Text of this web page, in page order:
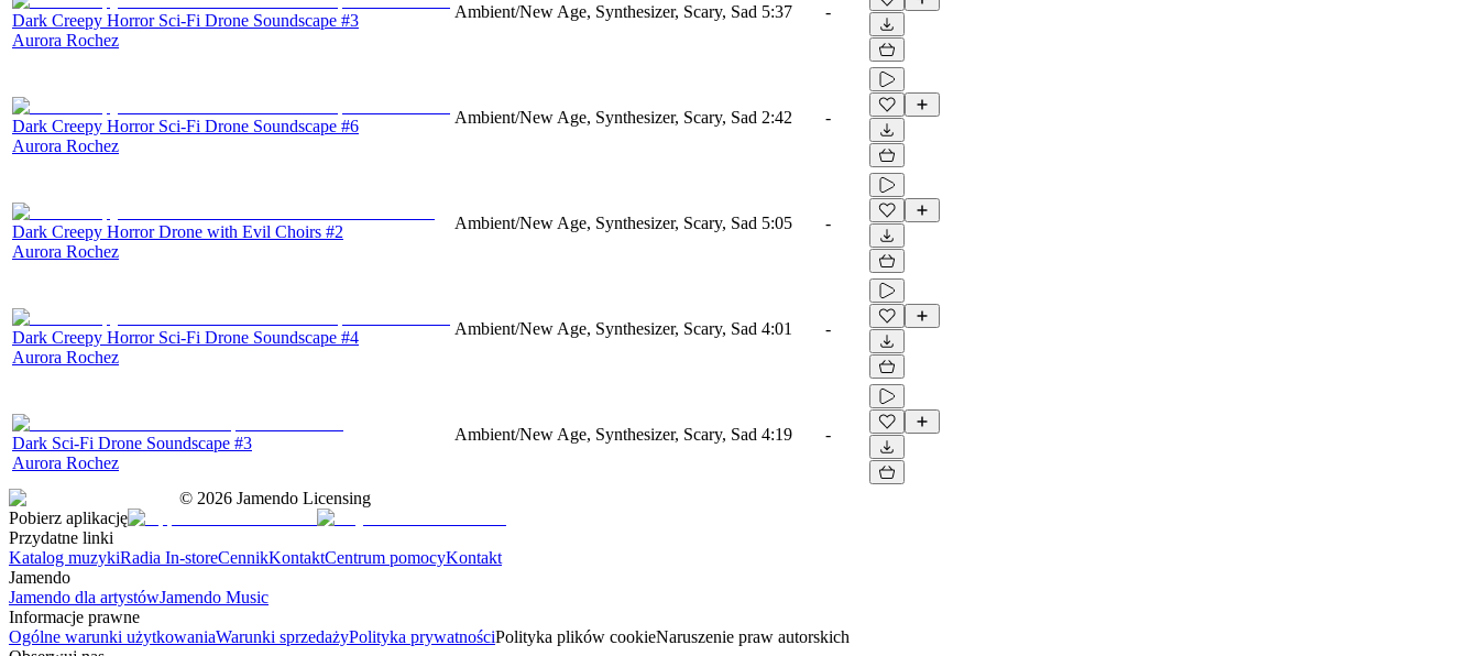
Dark Creepy Horror Sci-Fi Drone Soundscape #3
Aurora Rochez
Ambient/New Age, Synthesizer, Scary, Sad 5:37 -
Dark Creepy Horror Sci-Fi Drone Soundscape #6
Aurora Rochez
Ambient/New Age, Synthesizer, Scary, Sad 2:42 -
Dark Creepy Horror Drone with Evil Choirs #2
Aurora Rochez
Ambient/New Age, Synthesizer, Scary, Sad 5:05 -
Dark Creepy Horror Sci-Fi Drone Soundscape #4
Aurora Rochez
Ambient/New Age, Synthesizer, Scary, Sad 4:01 -
Dark Sci-Fi Drone Soundscape #3
Aurora Rochez
Ambient/New Age, Synthesizer, Scary, Sad 4:19 -
© 2026 Jamendo Licensing
Pobierz aplikację
Przydatne linki
Katalog muzykiRadia In-storeCennikKontaktCentrum pomocyKontakt
Jamendo
Jamendo dla artystówJamendo Music
Informacje prawne
Ogólne warunki użytkowaniaWarunki sprzedażyPolityka prywatnościPolityka plików cookieNaruszenie praw autorskich